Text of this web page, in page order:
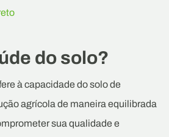
do solo?
à capacidade do solo de
agrícola de maneira equilibrada
sua qualidade e